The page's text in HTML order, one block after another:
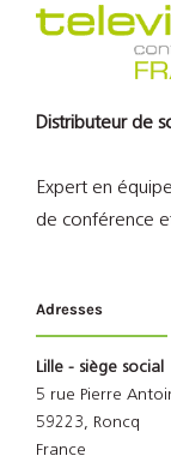
Distributeur de
Expert en
de conférence
Adresses
Lille - siège social
5 rue Pierre
59223, Roncq
France